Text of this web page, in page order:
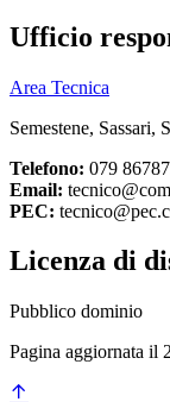
Ufficio
Area Tecnica
Semestene, Sassari,
Telefono: 079
Email:
PEC:
Licenza di
Pubblico dominio
Pagina aggiornata il